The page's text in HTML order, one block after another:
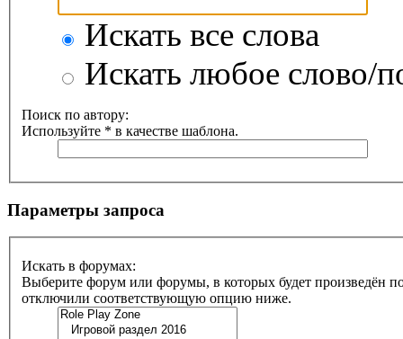
Искать все слова
Искать любое слово/
Поиск по автору:
Используйте * в качестве шаблона.
Параметры запроса
Искать в форумах:
Выберите форум или форумы, в которых будет произведён
отключили соответствующую опцию ниже.